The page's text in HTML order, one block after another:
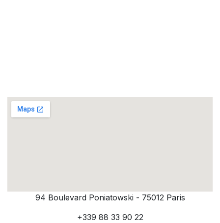
94 Boulevard Poniatowski - 75012 Paris
+339 88 33 90 22